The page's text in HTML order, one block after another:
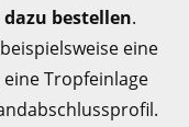
bestellen.
eine
eine Tropfeinlage